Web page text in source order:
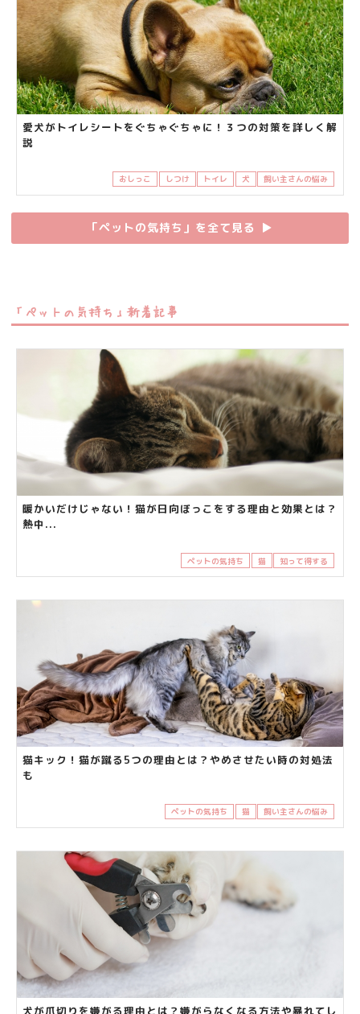
愛犬がトイレシートをぐちゃぐちゃに！３つの対策を詳しく解
説
おしっこ しつけ トイレ 犬 飼い主さんの悩み
「ペットの気持ち」を全て見る ▶︎
「ペットの気持ち」新着記事
暖かいだけじゃない！猫が日向ぼっこをする理由と効果とは？
熱中...
ペットの気持ち 猫 知って得する
猫キック！猫が蹴る5つの理由とは？やめさせたい時の対処法
も
ペットの気持ち 猫 飼い主さんの悩み
犬が爪切りを嫌がる理由とは？嫌がらなくなる方法や暴れてし